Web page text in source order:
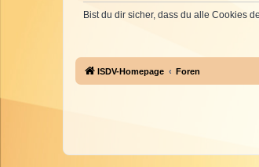
Bist du dir sicher, dass du alle Cookies
ISDV-Homepage Foren